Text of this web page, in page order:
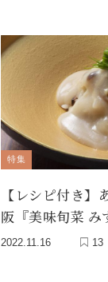
特集
【レシピ付き
阪『美味旬菜 み
2022.11.16 13